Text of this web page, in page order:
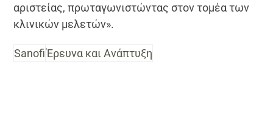
αριστείας, πρωταγωνιστώντας στον τομέα των
κλινικών μελετών».
SanofiΈρευνα και Ανάπτυξη